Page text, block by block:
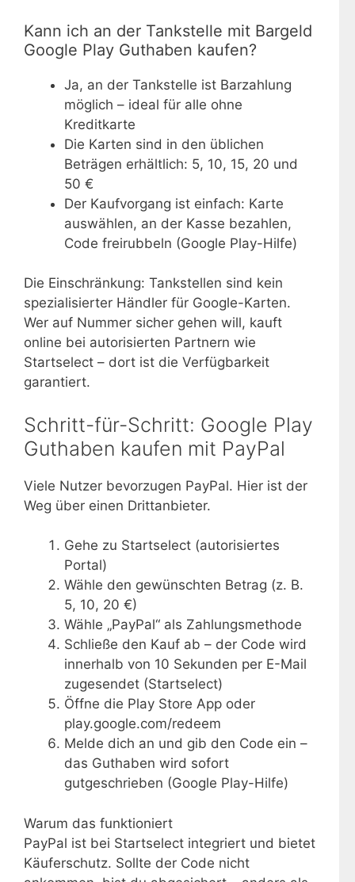
Kann ich an der Tankstelle mit Bargeld
Google Play Guthaben kaufen?
Ja, an der Tankstelle ist Barzahlung
möglich – ideal für alle ohne
Kreditkarte
Die Karten sind in den üblichen
Beträgen erhältlich: 5, 10, 15, 20 und
50 €
Der Kaufvorgang ist einfach: Karte
auswählen, an der Kasse bezahlen,
Code freirubbeln (Google Play-Hilfe)
Die Einschränkung: Tankstellen sind kein
spezialisierter Händler für Google-Karten.
Wer auf Nummer sicher gehen will, kauft
online bei autorisierten Partnern wie
Startselect – dort ist die Verfügbarkeit
garantiert.
Schritt-für-Schritt: Google Play
Guthaben kaufen mit PayPal
Viele Nutzer bevorzugen PayPal. Hier ist der
Weg über einen Drittanbieter.
Gehe zu Startselect (autorisiertes
Portal)
Wähle den gewünschten Betrag (z. B.
5, 10, 20 €)
Wähle „PayPal“ als Zahlungsmethode
Schließe den Kauf ab – der Code wird
innerhalb von 10 Sekunden per E-Mail
zugesendet (Startselect)
Öffne die Play Store App oder
play.google.com/redeem
Melde dich an und gib den Code ein –
das Guthaben wird sofort
gutgeschrieben (Google Play-Hilfe)
Warum das funktioniert
PayPal ist bei Startselect integriert und bietet
Käuferschutz. Sollte der Code nicht